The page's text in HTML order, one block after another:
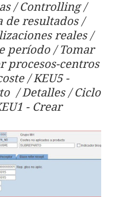
/ Controlling /
de resultados /
reales /
período / Tomar
procesos-centros
/ KEU5 -
/ Detalles / Ciclo
- Crear